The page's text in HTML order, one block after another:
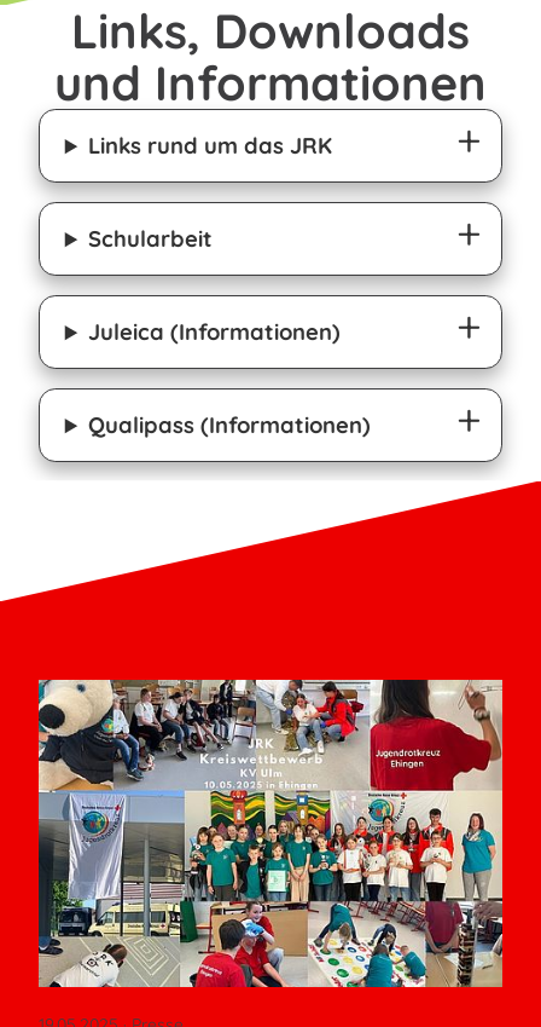
Links, Downloads
und Informationen
Links rund um das JRK
Schularbeit
Juleica (Informationen)
Qualipass (Informationen)